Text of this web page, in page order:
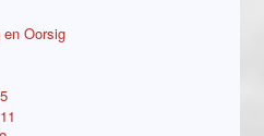
Oorsig